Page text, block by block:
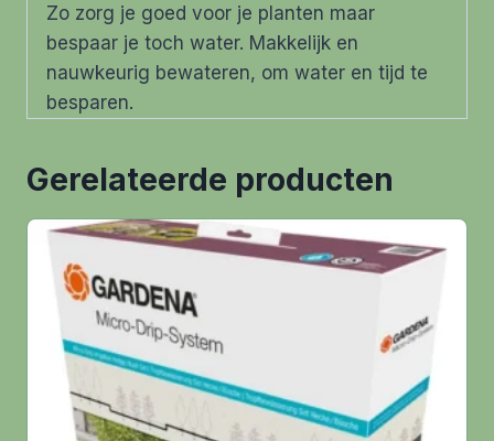
Zo zorg je goed voor je planten maar
bespaar je toch water. Makkelijk en
nauwkeurig bewateren, om water en tijd te
besparen.
Gerelateerde producten